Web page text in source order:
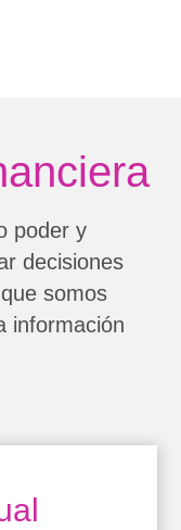
poder y
decisiones
somos
información